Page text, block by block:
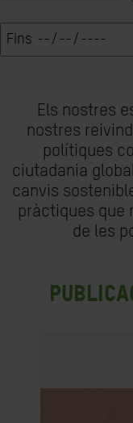
Els nostres
nostres
polítiques
ciutadania
canvis
pràctiques que
de les